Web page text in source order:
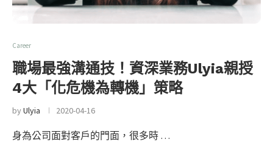
Career
職場最強溝通技！資深業務Ulyia親授
4大「化危機為轉機」策略
byUlyia 2020-04-16
身為公司面對客戶的門面，很多時 …